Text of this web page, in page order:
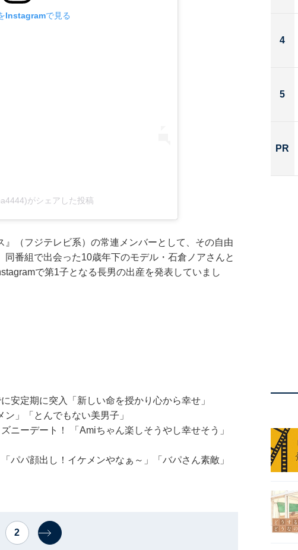
Instagramで見る
がシェアした投稿
（フジテレビ系）の常連メンバーとして、その自由
番組で出会った10歳年下のモデル・石倉ノアさんと
で第1子となる長男の出産を発表していまし
安定期に突入「新しい命を授かり心から幸せ」
」「とんでもない美男子」
ニーデート！ 「Amiちゃん楽しそうやし幸せそう」
パパ顔出し！イケメンやなぁ～」「バパさん素敵」
2
4
5
PR